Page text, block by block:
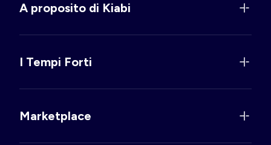
A proposito di Kiabi
I Tempi Forti
Marketplace